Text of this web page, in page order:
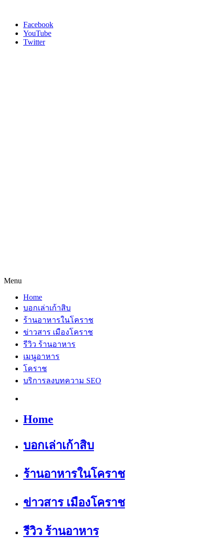
Facebook
YouTube
Twitter
Menu
Home
บอกเล่าเก้าสิบ
ร้านอาหารในโคราช
ข่าวสาร เมืองโคราช
รีวิว ร้านอาหาร
เมนูอาหาร
โคราช
บริการลงบทความ SEO
Home
บอกเล่าเก้าสิบ
ร้านอาหารในโคราช
ข่าวสาร เมืองโคราช
รีวิว ร้านอาหาร